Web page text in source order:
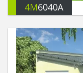
4M6040A